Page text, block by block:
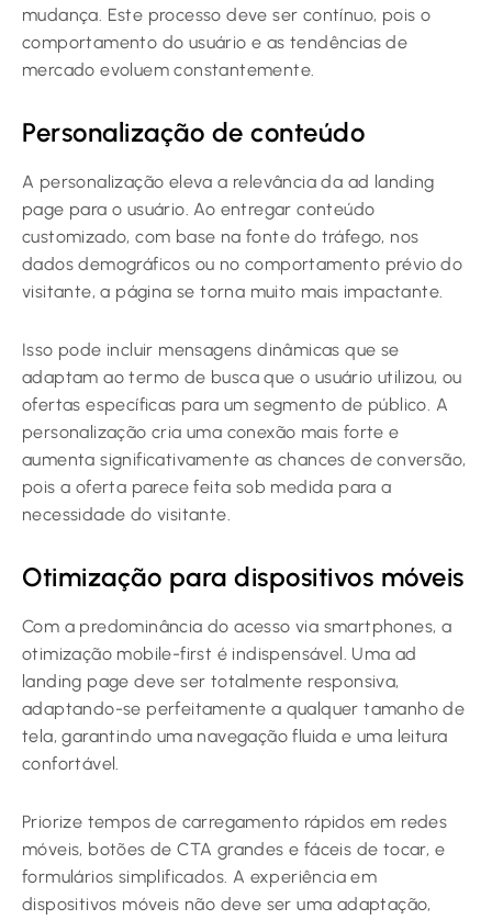
mudança. Este processo deve ser contínuo, pois o
comportamento do usuário e as tendências de
mercado evoluem constantemente.
Personalização de conteúdo
A personalização eleva a relevância da ad landing
page para o usuário. Ao entregar conteúdo
customizado, com base na fonte do tráfego, nos
dados demográficos ou no comportamento prévio do
visitante, a página se torna muito mais impactante.
Isso pode incluir mensagens dinâmicas que se
adaptam ao termo de busca que o usuário utilizou, ou
ofertas específicas para um segmento de público. A
personalização cria uma conexão mais forte e
aumenta significativamente as chances de conversão,
pois a oferta parece feita sob medida para a
necessidade do visitante.
Otimização para dispositivos móveis
Com a predominância do acesso via smartphones, a
otimização mobile-first é indispensável. Uma ad
landing page deve ser totalmente responsiva,
adaptando-se perfeitamente a qualquer tamanho de
tela, garantindo uma navegação fluida e uma leitura
confortável.
Priorize tempos de carregamento rápidos em redes
móveis, botões de CTA grandes e fáceis de tocar, e
formulários simplificados. A experiência em
dispositivos móveis não deve ser uma adaptação,